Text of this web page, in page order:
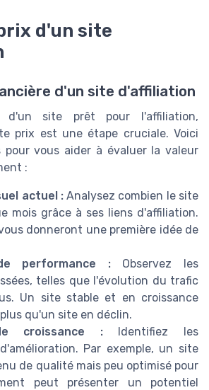
d'un site
d'un site d'affiliation
d'un site prêt pour l'affiliation,
prix est une étape cruciale. Voici
pour vous aider à évaluer la valeur
:
actuel :Analysez combien le site
mois grâce à ses liens d'affiliation.
donneront une première idée de
performance :Observez les
telles que l'évolution du trafic
Un site stable et en croissance
qu'un site en déclin.
croissance :Identifiez les
Par exemple, un site
de qualité mais peu optimisé pour
peut présenter un potentiel